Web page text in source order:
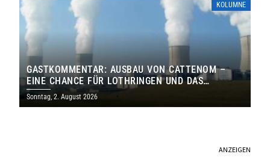
KOLUMNE
GASTKOMMENTAR: AUSBAU VON CATTENOM –
EINE CHANCE FÜR LOTHRINGEN UND DAS
SAARLAND
Sonntag, 2. August 2026
ANZEIGEN